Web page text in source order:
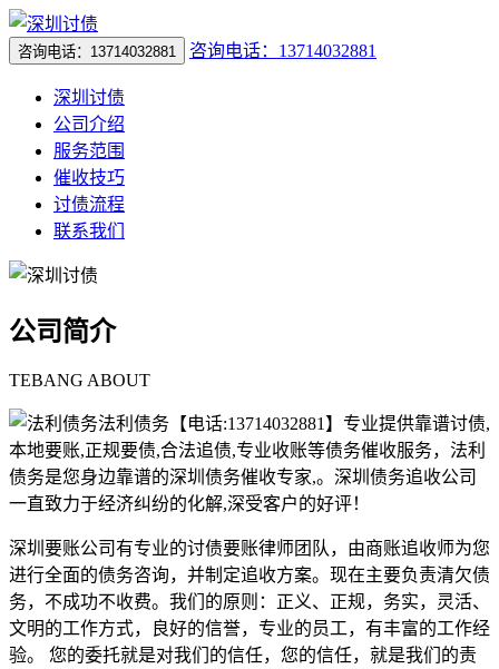
咨询电话：13714032881 咨询电话：13714032881
深圳讨债
公司介绍
服务范围
催收技巧
讨债流程
联系我们
公司简介
TEBANG ABOUT
法利债务【电话:13714032881】专业提供靠谱讨债,
本地要账,正规要债,合法追债,专业收账等债务催收服务，法利
债务是您身边靠谱的深圳债务催收专家,。深圳债务追收公司
一直致力于经济纠纷的化解,深受客户的好评！
深圳要账公司有专业的讨债要账律师团队，由商账追收师为您
进行全面的债务咨询，并制定追收方案。现在主要负责清欠债
务，不成功不收费。我们的原则：正义、正规，务实，灵活、
文明的工作方式，良好的信誉，专业的员工，有丰富的工作经
验。 您的委托就是对我们的信任，您的信任，就是我们的责